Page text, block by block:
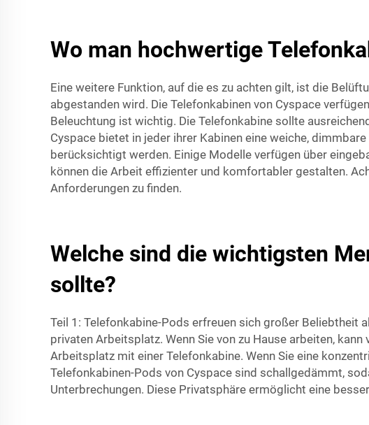
Wo man hochwertige
Eine weitere Funktion, auf die es zu achten gilt, ist die
abgestanden wird. Die Telefonkabinen von Cyspace
Beleuchtung ist wichtig. Die Telefonkabine sollte
Cyspace bietet in jeder ihrer Kabinen eine weiche,
berücksichtigt werden. Einige Modelle verfügen über
können die Arbeit effizienter und komfortabler gestalten.
Anforderungen zu finden.
Welche sind die wichtigsten
sollte?
Teil 1: Telefonkabine-Pods erfreuen sich großer Beliebtheit
privaten Arbeitsplatz. Wenn Sie von zu Hause arbeiten,
Arbeitsplatz mit einer Telefonkabine. Wenn Sie eine
Telefonkabinen-Pods von Cyspace sind schallgedämmt,
Unterbrechungen. Diese Privatsphäre ermöglicht eine